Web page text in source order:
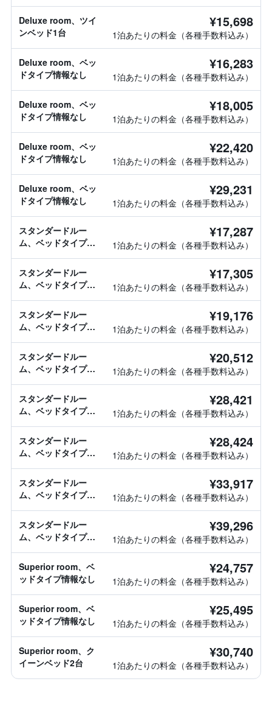
Deluxe room、ツイ
ンベッド1台
¥15,698
1泊あたりの料金（各種手数料込み）
Deluxe room、ベッ
ドタイプ情報なし
¥16,283
1泊あたりの料金（各種手数料込み）
Deluxe room、ベッ
ドタイプ情報なし
¥18,005
1泊あたりの料金（各種手数料込み）
Deluxe room、ベッ
ドタイプ情報なし
¥22,420
1泊あたりの料金（各種手数料込み）
Deluxe room、ベッ
ドタイプ情報なし
¥29,231
1泊あたりの料金（各種手数料込み）
スタンダードルー
ム、ベッドタイプ情
¥17,287
1泊あたりの料金（各種手数料込み）
スタンダードルー
ム、ベッドタイプ情
¥17,305
1泊あたりの料金（各種手数料込み）
スタンダードルー
ム、ベッドタイプ情
¥19,176
1泊あたりの料金（各種手数料込み）
スタンダードルー
ム、ベッドタイプ情
¥20,512
1泊あたりの料金（各種手数料込み）
スタンダードルー
ム、ベッドタイプ情
¥28,421
1泊あたりの料金（各種手数料込み）
スタンダードルー
ム、ベッドタイプ情
¥28,424
1泊あたりの料金（各種手数料込み）
スタンダードルー
ム、ベッドタイプ情
¥33,917
1泊あたりの料金（各種手数料込み）
スタンダードルー
ム、ベッドタイプ情
¥39,296
1泊あたりの料金（各種手数料込み）
Superior room、ベ
ッドタイプ情報なし
¥24,757
1泊あたりの料金（各種手数料込み）
Superior room、ベ
ッドタイプ情報なし
¥25,495
1泊あたりの料金（各種手数料込み）
Superior room、ク
イーンベッド2台
¥30,740
1泊あたりの料金（各種手数料込み）